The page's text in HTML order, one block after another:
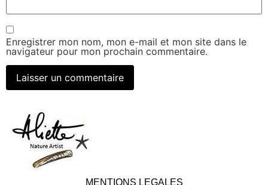
Enregistrer mon nom, mon e-mail et mon site dans le
navigateur pour mon prochain commentaire.
MENTIONS LEGALES